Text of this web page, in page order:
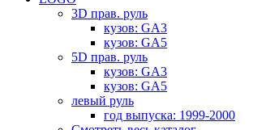
3D прав. руль
кузов: GA3
кузов: GA5
5D прав. руль
кузов: GA3
кузов: GA5
левый руль
год выпуска: 1999-2000